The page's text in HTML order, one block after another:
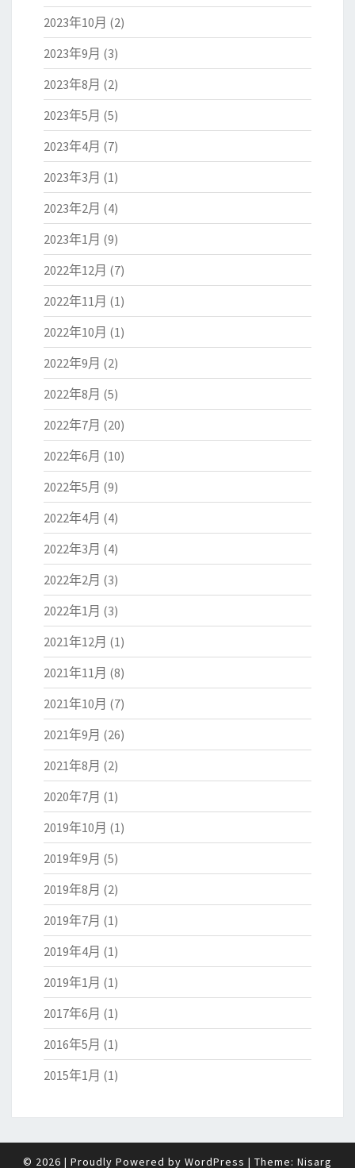
2023年10月 (2)
2023年9月 (3)
2023年8月 (2)
2023年5月 (5)
2023年4月 (7)
2023年3月 (1)
2023年2月 (4)
2023年1月 (9)
2022年12月 (7)
2022年11月 (1)
2022年10月 (1)
2022年9月 (2)
2022年8月 (5)
2022年7月 (20)
2022年6月 (10)
2022年5月 (9)
2022年4月 (4)
2022年3月 (4)
2022年2月 (3)
2022年1月 (3)
2021年12月 (1)
2021年11月 (8)
2021年10月 (7)
2021年9月 (26)
2021年8月 (2)
2020年7月 (1)
2019年10月 (1)
2019年9月 (5)
2019年8月 (2)
2019年7月 (1)
2019年4月 (1)
2019年1月 (1)
2017年6月 (1)
2016年5月 (1)
2015年1月 (1)
© 2026 | Proudly Powered by WordPress | Theme: Nisarg